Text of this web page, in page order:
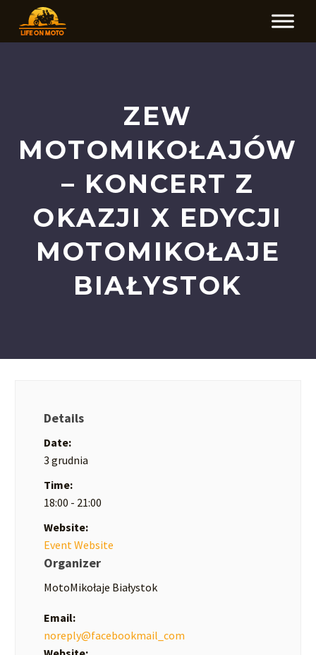
ZEW
MOTOMIKOŁAJÓW
– KONCERT Z
OKAZJI X EDYCJI
MOTOMIKOŁAJE
BIAŁYSTOK
Details
Date:
3 grudnia
Time:
18:00 - 21:00
Website:
Event Website
Organizer
MotoMikołaje Białystok
Email:
noreply@facebookmail_com